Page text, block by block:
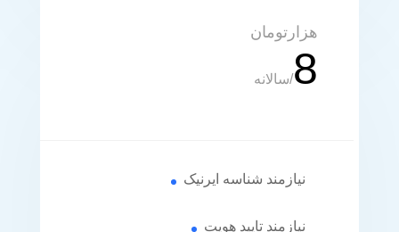
هزارتومان
8
/سالانه
نیازمند شناسه ایرنیک
نیازمند تایید هویت